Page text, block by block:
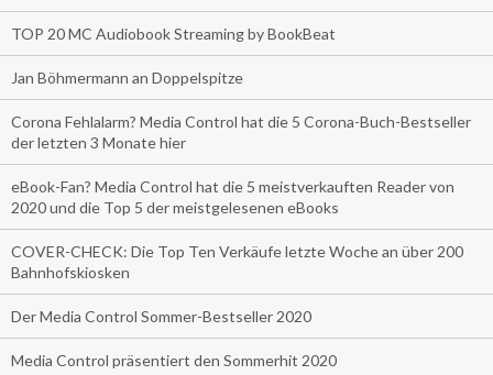
TOP 20 MC Audiobook Streaming by BookBeat
Jan Böhmermann an Doppelspitze
Corona Fehlalarm? Media Control hat die 5 Corona-Buch-Bestseller
der letzten 3 Monate hier
eBook-Fan? Media Control hat die 5 meistverkauften Reader von
2020 und die Top 5 der meistgelesenen eBooks
COVER-CHECK: Die Top Ten Verkäufe letzte Woche an über 200
Bahnhofskiosken
Der Media Control Sommer-Bestseller 2020
Media Control präsentiert den Sommerhit 2020